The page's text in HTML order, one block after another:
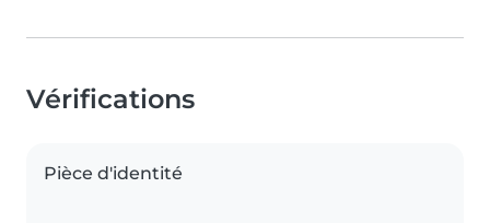
Vérifications
Pièce d'identité